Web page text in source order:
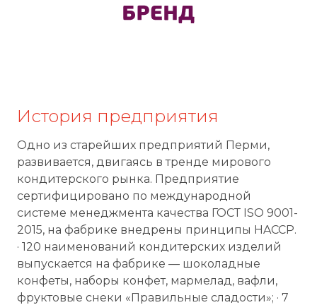
История предприятия
Одно из старейших предприятий Перми,
развивается, двигаясь в тренде мирового
кондитерского рынка. Предприятие
сертифицировано по международной
системе менеджмента качества ГОСТ ISO 9001-
2015, на фабрике внедрены принципы HACCP.
· 120 наименований кондитерских изделий
выпускается на фабрике — шоколадные
конфеты, наборы конфет, мармелад, вафли,
фруктовые снеки «Правильные сладости»; · 7